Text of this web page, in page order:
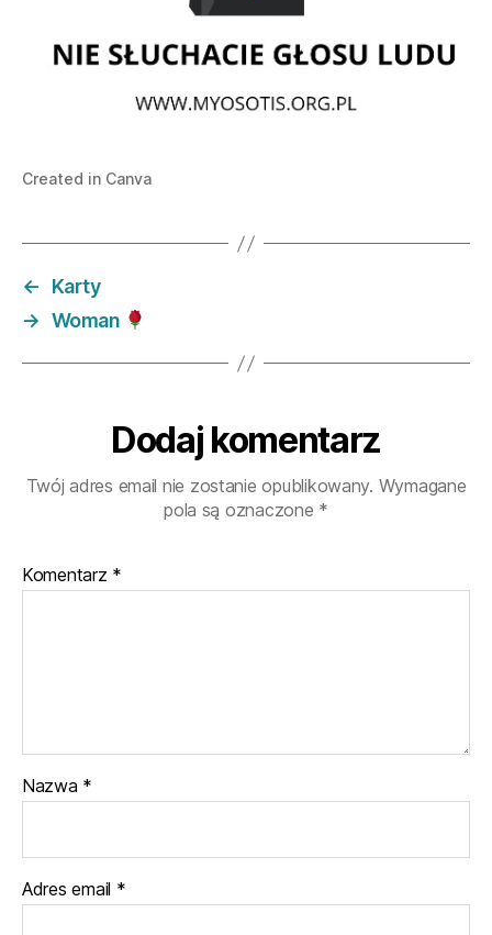
Created in Canva
←
Karty
→ Woman
Dodaj komentarz
Twój adres email nie zostanie opublikowany. Wymagane
pola są oznaczone *
Komentarz *
Nazwa *
Adres email *